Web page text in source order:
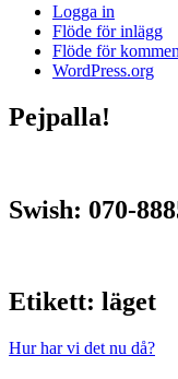
Logga in
Flöde för inlägg
Flöde för
WordPress.org
Pejpalla!
Swish: 070-
Etikett: läget
Hur har vi det nu då?